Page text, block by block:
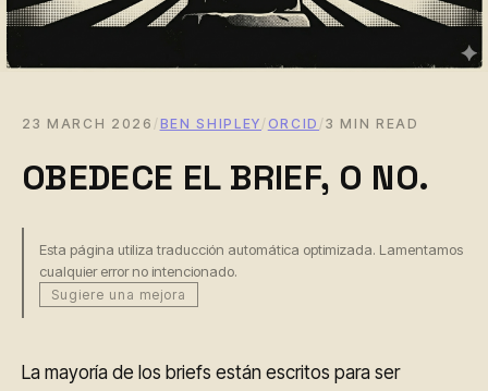
23 MARCH 2026 / BEN SHIPLEY / ORCID / 3 MIN READ
OBEDECE EL BRIEF, O NO.
Esta página utiliza traducción automática optimizada. Lamentamos
cualquier error no intencionado.
Sugiere una mejora
La mayoría de los briefs están escritos para ser